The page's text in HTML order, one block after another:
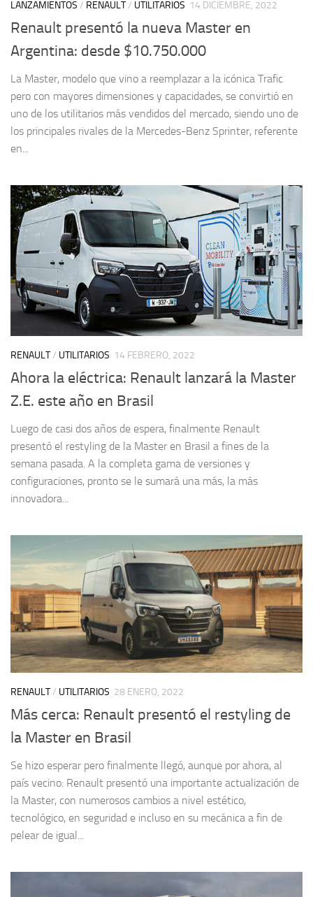
LANZAMIENTOS / RENAULT/ UTILITARIOS 14 DICIEMBRE, 2022
Renault presentó la nueva Master en
Argentina: desde $10.750.000
La Master, modelo que vino a reemplazar a la icónica Trafic
pero con mayores dimensiones y capacidades, se convirtió en
uno de los utilitarios más vendidos del mercado, siendo uno de
los principales rivales de la Mercedes-Benz Sprinter, referente
en...
RENAULT/ UTILITARIOS 14 FEBRERO, 2022
Ahora la eléctrica: Renault lanzará la Master
Z.E. este año en Brasil
Luego de casi dos años de espera, finalmente Renault
presentó el restyling de la Master en Brasil a fines de la
semana pasada. A la completa gama de versiones y
configuraciones, pronto se le sumará una más, la más
innovadora...
RENAULT/ UTILITARIOS 28 ENERO, 2022
Más cerca: Renault presentó el restyling de
la Master en Brasil
Se hizo esperar pero finalmente llegó, aunque por ahora, al
país vecino: Renault presentó una importante actualización de
la Master, con numerosos cambios a nivel estético,
tecnológico, en seguridad e incluso en su mecánica a fin de
pelear de igual...